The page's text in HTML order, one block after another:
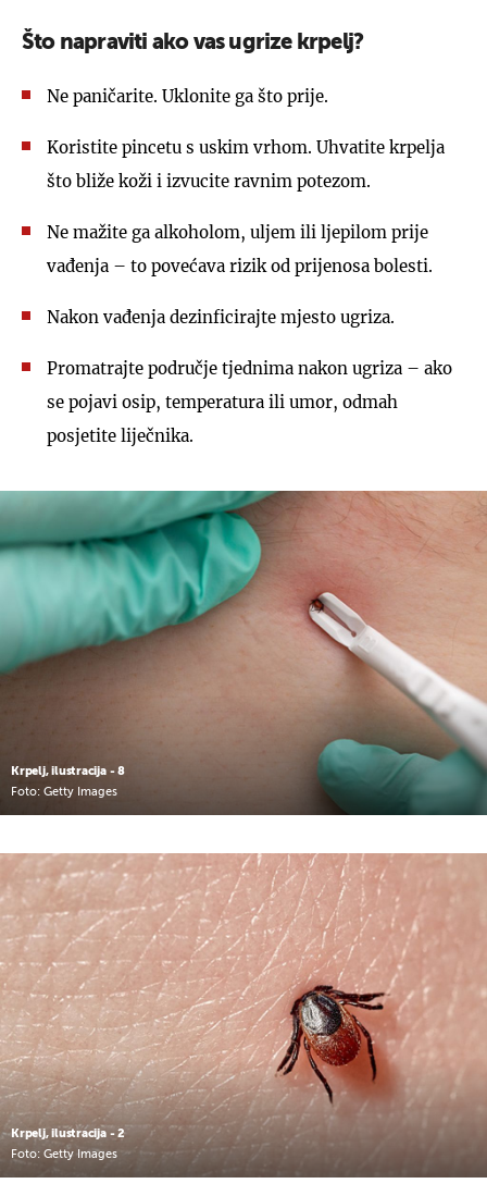
Što napraviti ako vas ugrize krpelj?
Ne paničarite. Uklonite ga što prije.
Koristite pincetu s uskim vrhom. Uhvatite krpelja
što bliže koži i izvucite ravnim potezom.
Ne mažite ga alkoholom, uljem ili ljepilom prije
vađenja – to povećava rizik od prijenosa bolesti.
Nakon vađenja dezinficirajte mjesto ugriza.
Promatrajte područje tjednima nakon ugriza – ako
se pojavi osip, temperatura ili umor, odmah
posjetite liječnika.
Krpelj, ilustracija - 8
Foto: Getty Images
Krpelj, ilustracija - 2
Foto: Getty Images